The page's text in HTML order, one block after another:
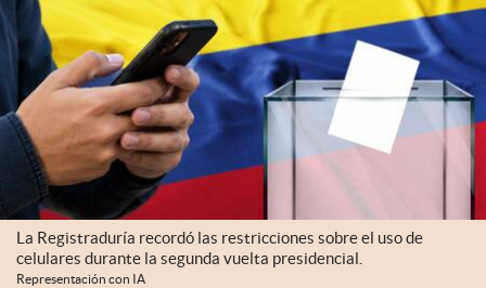
La Registraduría recordó las restricciones sobre el uso de
celulares durante la segunda vuelta presidencial.
Representación con IA